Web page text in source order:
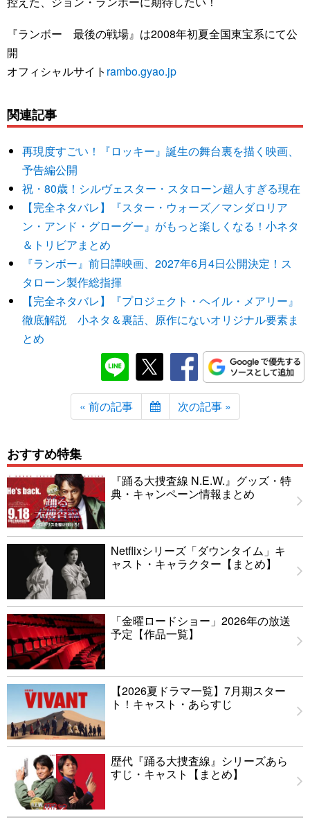
『ランボー 最後の戦場』は2008年初夏全国東宝系にて公
開
オフィシャルサイト rambo.gyao.jp
関連記事
再現度すごい！『ロッキー』誕生の舞台裏を描く映画、
予告編公開
祝・80歳！シルヴェスター・スタローン超人すぎる現在
【完全ネタバレ】『スター・ウォーズ／マンダロリア
ン・アンド・グローグー』がもっと楽しくなる！小ネタ
＆トリビアまとめ
『ランボー』前日譚映画、2027年6月4日公開決定！ス
タローン製作総指揮
【完全ネタバレ】『プロジェクト・ヘイル・メアリー』
徹底解説 小ネタ＆裏話、原作にないオリジナル要素ま
とめ
« 前の記事 次の記事 »
おすすめ特集
『踊る大捜査線 N.E.W.』グッズ・特
典・キャンペーン情報まとめ
Netflixシリーズ「ダウンタイム」キ
ャスト・キャラクター【まとめ】
「金曜ロードショー」2026年の放送
予定【作品一覧】
【2026夏ドラマ一覧】7月期スター
ト！キャスト・あらすじ
歴代『踊る大捜査線』シリーズあら
すじ・キャスト【まとめ】